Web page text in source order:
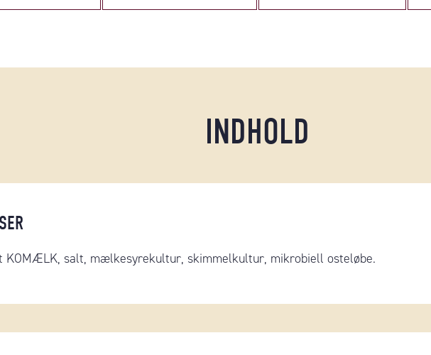
INDHOLD
KOMÆLK, salt, mælkesyrekultur, skimmelkultur, mikrobiell osteløbe.